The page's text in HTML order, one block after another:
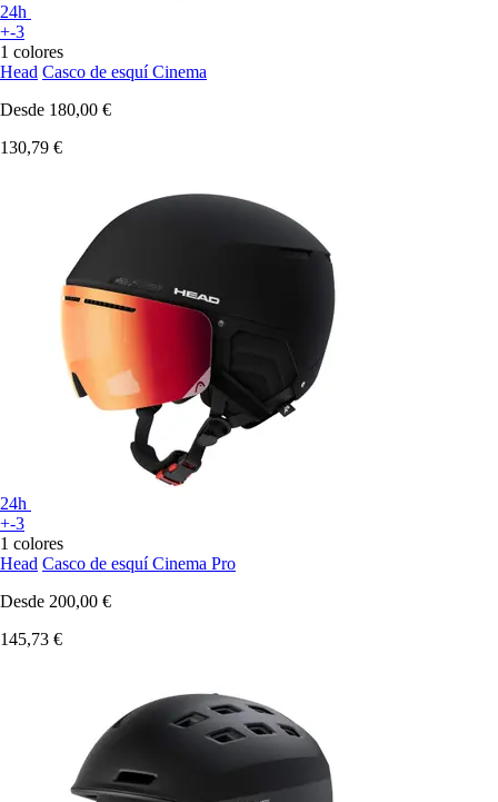
24h
+-3
1 colores
Head Casco de esquí Cinema
Desde 180,00 €
130,79 €
24h
+-3
1 colores
Head Casco de esquí Cinema Pro
Desde 200,00 €
145,73 €